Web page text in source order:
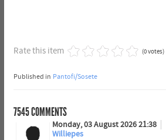
Rate this item (0 votes)
Published in Pantofi/Sosete
7545COMMENTS
Monday, 03 August 2026 21:38
Williepes